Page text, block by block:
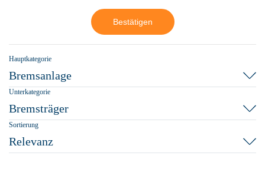
Bestätigen
Hauptkategorie
Bremsanlage
Unterkategorie
Bremsträger
Sortierung
Relevanz